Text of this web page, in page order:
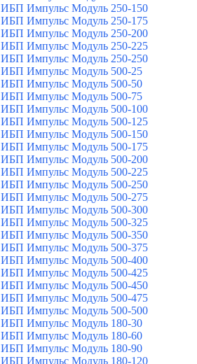
ИБП Импульс Модуль 250-150
ИБП Импульс Модуль 250-175
ИБП Импульс Модуль 250-200
ИБП Импульс Модуль 250-225
ИБП Импульс Модуль 250-250
ИБП Импульс Модуль 500-25
ИБП Импульс Модуль 500-50
ИБП Импульс Модуль 500-75
ИБП Импульс Модуль 500-100
ИБП Импульс Модуль 500-125
ИБП Импульс Модуль 500-150
ИБП Импульс Модуль 500-175
ИБП Импульс Модуль 500-200
ИБП Импульс Модуль 500-225
ИБП Импульс Модуль 500-250
ИБП Импульс Модуль 500-275
ИБП Импульс Модуль 500-300
ИБП Импульс Модуль 500-325
ИБП Импульс Модуль 500-350
ИБП Импульс Модуль 500-375
ИБП Импульс Модуль 500-400
ИБП Импульс Модуль 500-425
ИБП Импульс Модуль 500-450
ИБП Импульс Модуль 500-475
ИБП Импульс Модуль 500-500
ИБП Импульс Модуль 180-30
ИБП Импульс Модуль 180-60
ИБП Импульс Модуль 180-90
ИБП Импульс Модуль 180-120